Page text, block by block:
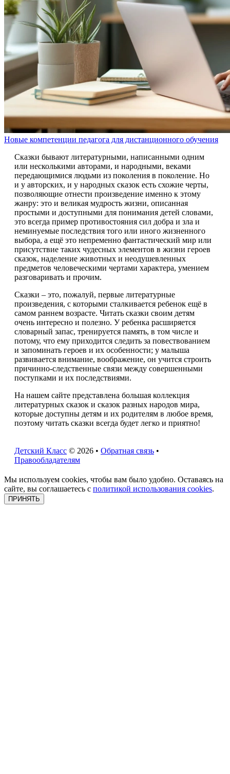
Новые компетенции педагога для дистанционного обучения
Сказки бывают литературными, написанными одним
или несколькими авторами, и народными, веками
передающимися людьми из поколения в поколение. Но
и у авторских, и у народных сказок есть схожие черты,
позволяющие отнести произведение именно к этому
жанру: это и великая мудрость жизни, описанная
простыми и доступными для понимания детей словами,
это всегда пример противостояния сил добра и зла и
неминуемые последствия того или иного жизненного
выбора, а ещё это непременно фантастический мир или
присутствие таких чудесных элементов в жизни героев
сказок, наделение животных и неодушевленных
предметов человеческими чертами характера, умением
разговаривать и прочим.
Сказки – это, пожалуй, первые литературные
произведения, с которыми сталкивается ребенок ещё в
самом раннем возрасте. Читать сказки своим детям
очень интересно и полезно. У ребенка расширяется
словарный запас, тренируется память, в том числе и
потому, что ему приходится следить за повествованием
и запоминать героев и их особенности; у малыша
развивается внимание, воображение, он учится строить
причинно-следственные связи между совершенными
поступками и их последствиями.
На нашем сайте представлена большая коллекция
литературных сказок и сказок разных народов мира,
которые доступны детям и их родителям в любое время,
поэтому читать сказки всегда будет легко и приятно!
Детский Класс © 2026 • Обратная связь •
Правообладателям
Мы используем cookies, чтобы вам было удобно. Оставаясь на
сайте, вы соглашаетесь с политикой использования cookies.
ПРИНЯТЬ